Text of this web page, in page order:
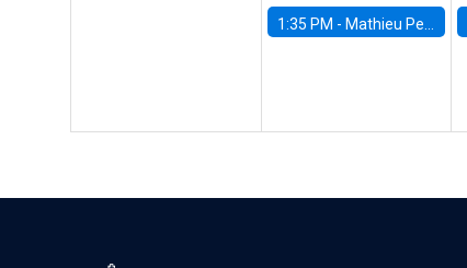
1:35 PM - Mathieu Pedemonte, IDB